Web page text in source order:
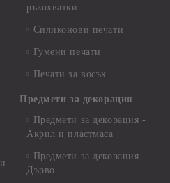
ръкохватки
Силиконови печати
Гумени печати
Печати за восък
Предмети за декорация
Предмети за декорация -
Акрил и пластмаса
Предмети за декорация -
Дърво